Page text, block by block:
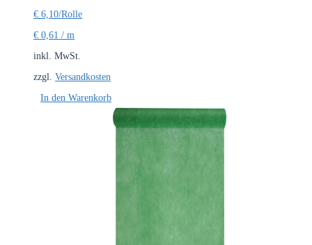
€ 6,10/Rolle
€ 0,61 / m
inkl. MwSt.
zzgl. Versandkosten
In den Warenkorb